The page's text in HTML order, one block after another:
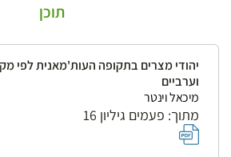
תוכן
יהודי מצרים בתקופה העות'מאנית לפי
וערביים
מיכאל וינטר
מתוך: פעמים גיליון 16